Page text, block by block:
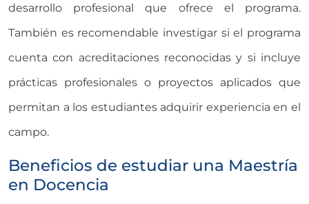
desarrollo profesional que ofrece el programa.
También es recomendable investigar si el programa
cuenta con acreditaciones reconocidas y si incluye
prácticas profesionales o proyectos aplicados que
permitan a los estudiantes adquirir experiencia en el
campo.
Beneficios de estudiar una Maestría
en Docencia